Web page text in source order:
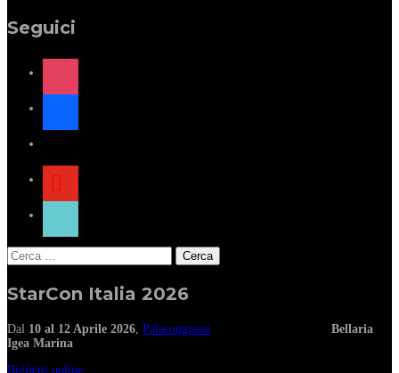
Seguici
instagram
facebook
x
youtube
tiktok
Ricerca
per:
StarCon Italia 2026
Dal 10 al 12 Aprile 2026, Palacongressi
Bellaria
Igea Marina
Biglietti online